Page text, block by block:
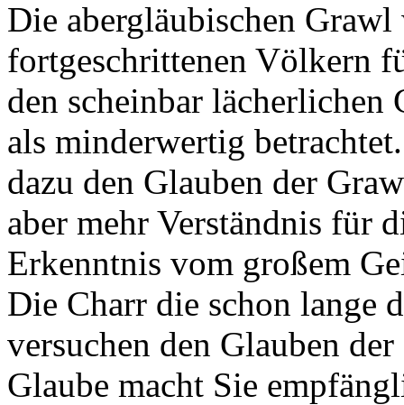
Die abergläubischen
fortgeschrittenen Völkern
den scheinbar lächerlichen
als minderwertig
dazu den Glauben der
aber mehr Verständnis für
Erkenntnis vom großem
Die Charr die schon lange
versuchen den Glauben
Glaube macht Sie